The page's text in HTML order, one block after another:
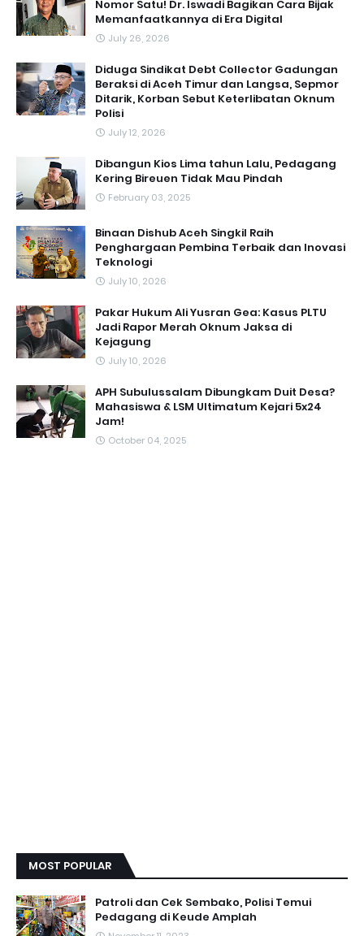
Nomor Satu! Dr. Iswadi Bagikan Cara Bijak
Memanfaatkannya di Era Digital
July 26, 2026
Diduga Sindikat Debt Collector Gadungan
Beraksi di Aceh Timur dan Langsa, Sepmor
Ditarik, Korban Sebut Keterlibatan Oknum
Polisi
July 12, 2026
Dibangun Kios Lima tahun Lalu, Pedagang
Kering Bireuen Tidak Mau Pindah
February 03, 2025
Binaan Dishub Aceh Singkil Raih
Penghargaan Pembina Terbaik dan Inovasi
Teknologi
July 10, 2026
Pakar Hukum Ali Yusran Gea: Kasus PLTU
Jadi Rapor Merah Oknum Jaksa di
Kejagung
July 10, 2026
APH Subulussalam Dibungkam Duit Desa?
Mahasiswa & LSM Ultimatum Kejari 5x24
Jam!
October 04, 2025
MOST POPULAR
Patroli dan Cek Sembako, Polisi Temui
Pedagang di Keude Amplah